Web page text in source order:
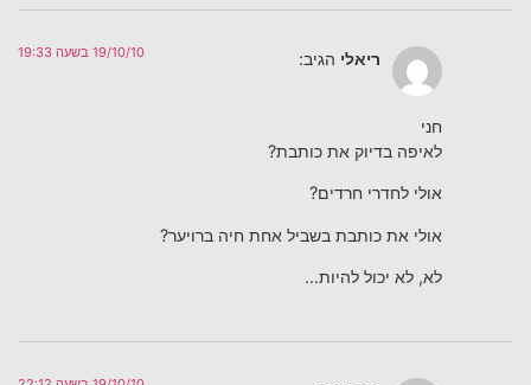
ריאלי הגיב: 19/10/10 בשעה 19:33
חני
לאיפה בדיוק את כותבת?
אולי לחדרי חרדים?
אולי את כותבת בשביל אחת חיה ברויער?
לא, לא יכול להיות…